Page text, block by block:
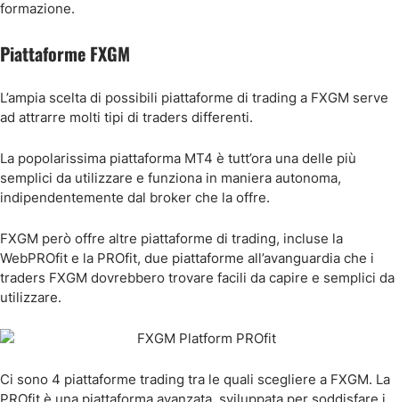
formazione.
Piattaforme FXGM
L’ampia scelta di possibili piattaforme di trading a FXGM serve
ad attrarre molti tipi di traders differenti.
La popolarissima piattaforma MT4 è tutt’ora una delle più
semplici da utilizzare e funziona in maniera autonoma,
indipendentemente dal broker che la offre.
FXGM però offre altre piattaforme di trading, incluse la
WebPROfit e la PROfit, due piattaforme all’avanguardia che i
traders FXGM dovrebbero trovare facili da capire e semplici da
utilizzare.
Ci sono 4 piattaforme trading tra le quali scegliere a FXGM. La